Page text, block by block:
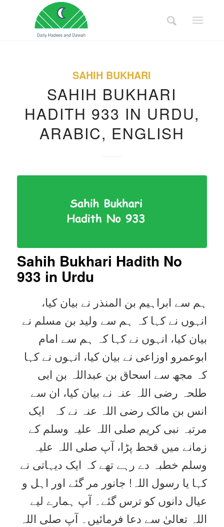
SAHIH BUKHARI
SAHIH BUKHARI
HADITH 933 IN URDU,
ARABIC, ENGLISH
Sahih Bukhari Hadith No
933 in Urdu
ہم سے ابراہیم بن المنذر نے بیان کیا،
انہوں نے کہا کہ ہم سے ولید بن مسلم نے
بیان کیا، انہوں نے کہا کہ ہم سے امام
ابوعمرو اوزاعی نے بیان کیا، انہوں نے کہا
کہ مجھ سے اسحاق بن عبداللہ بن ابی
طلحہ رضی اللہ عنہ نے بیان کیا، ان سے
انس بن مالک رضی اللہ عنہ نے کہ ایک
مرتبہ نبی کریم صلی اللہ علیہ وسلم کے
زمانے میں قحط پڑا، آپ صلی اللہ علیہ
وسلم خطبہ دے رہے تھے کہ ایک دیہاتی نے
کہا یا رسول اللہ! جانور مر گئے اور اہل و
عیال دانوں کو ترس گئے۔ آپ ہمارے لیے
اللہ تعالیٰ سے دعا فرمائیں۔ آپ صلی اللہ